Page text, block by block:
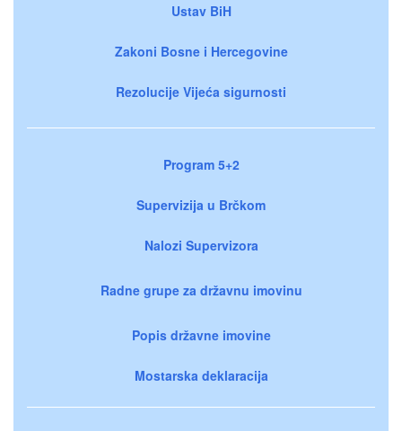
Ustav BiH
Zakoni Bosne i Hercegovine
Rezolucije Vijeća sigurnosti
Program 5+2
Supervizija u Brčkom
Nalozi Supervizora
Radne grupe za državnu imovinu
Popis državne imovine
Mostarska deklaracija